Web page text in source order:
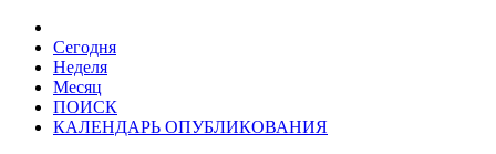
Сегодня
Неделя
Месяц
ПОИСК
КАЛЕНДАРЬ ОПУБЛИКОВАНИЯ